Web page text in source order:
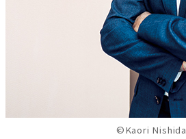
©Kaori Nishida